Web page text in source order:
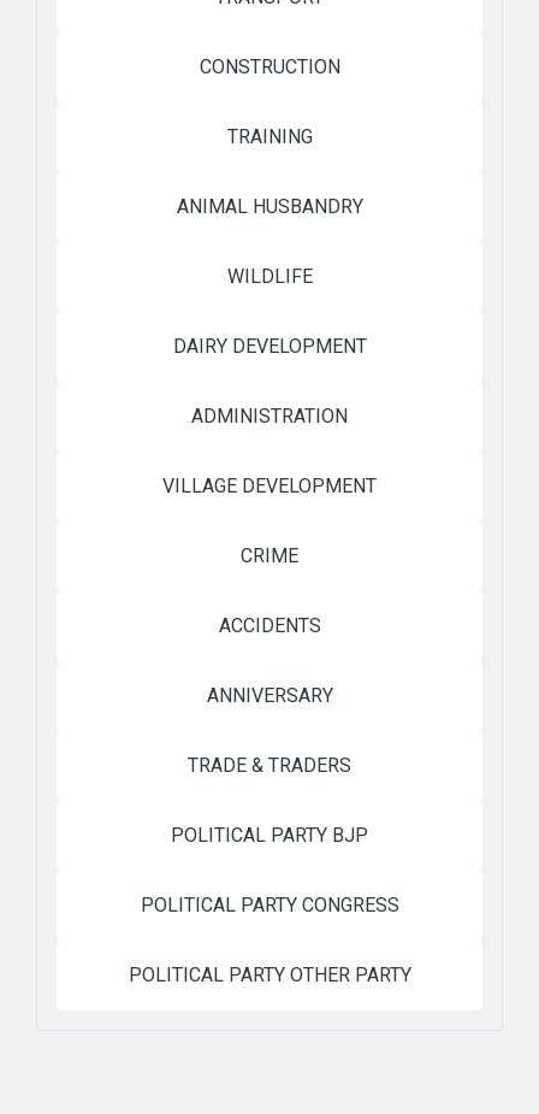
CONSTRUCTION
TRAINING
ANIMAL HUSBANDRY
WILDLIFE
DAIRY DEVELOPMENT
ADMINISTRATION
VILLAGE DEVELOPMENT
CRIME
ACCIDENTS
ANNIVERSARY
TRADE & TRADERS
POLITICAL PARTY BJP
POLITICAL PARTY CONGRESS
POLITICAL PARTY OTHER PARTY